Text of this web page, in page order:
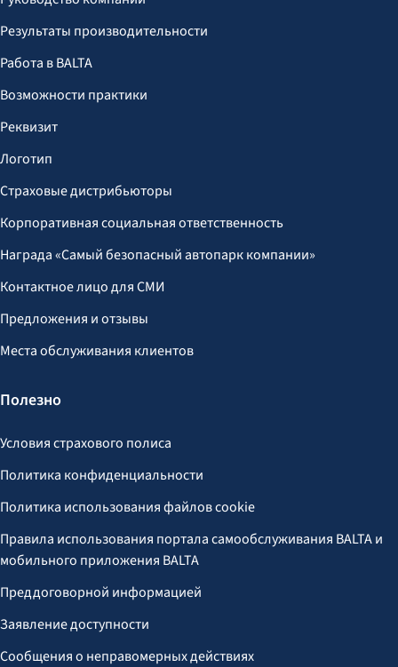
Результаты производительности
Работа в BALTA
Возможности практики
Реквизит
Логотип
Страховые дистрибьюторы
Корпоративная социальная ответственность
Награда «Самый безопасный автопарк компании»
Контактное лицо для СМИ
Предложения и отзывы
Места обслуживания клиентов
Полезно
Условия страхового полиса
Политика конфиденциальности
Политика использования файлов cookie
Правила использования портала самообслуживания BALTA и
мобильного приложения BALTA
Преддоговорной информацией
Заявление доступности
Сообщения о неправомерных действиях